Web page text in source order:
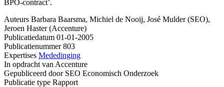
BPO-contract’.
Auteurs Barbara Baarsma, Michiel de Nooij, José Mulder (SEO),
Jeroen Haster (Accenture)
Publicatiedatum 01-01-2005
Publicatienummer803
Expertises Mededinging
In opdracht van Accenture
Gepubliceerd doorSEO Economisch Onderzoek
Publicatie type Rapport